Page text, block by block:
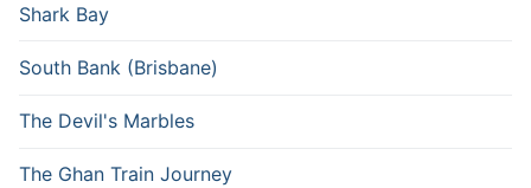
Shark Bay
South Bank (Brisbane)
The Devil's Marbles
The Ghan Train Journey